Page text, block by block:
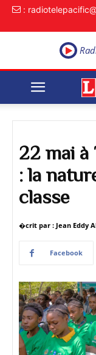
:
22 mai à
: la
classe
�crit par : Jean Eddy
Facebook